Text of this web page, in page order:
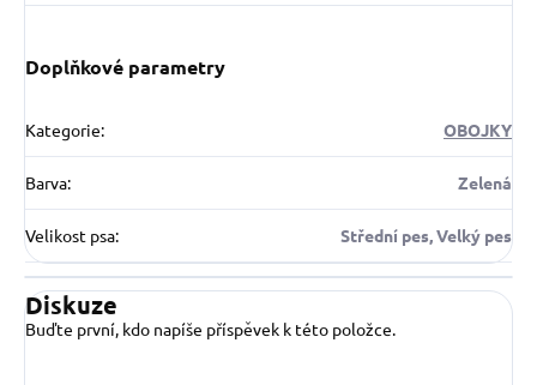
Doplňkové parametry
Kategorie: OBOJKY
Barva: Zelená
Velikost psa: Střední pes, Velký pes
Diskuze
Buďte první, kdo napíše příspěvek k této položce.